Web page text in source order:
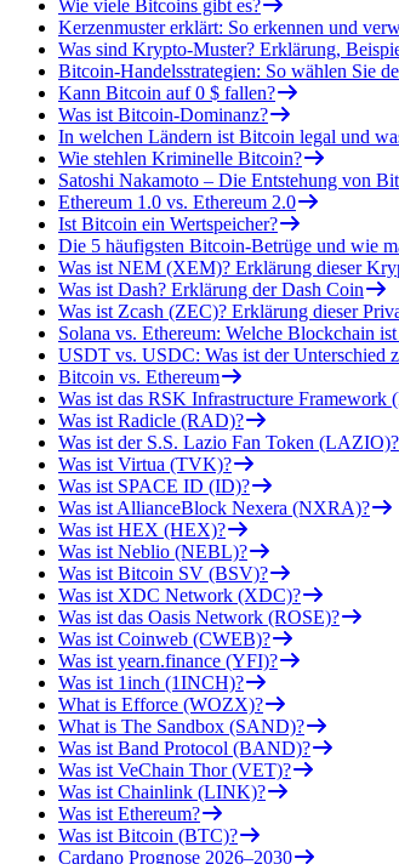
Wie viele Bitcoins gibt es?
Kerzenmuster erklärt: So erkennen und
Was sind Krypto-Muster? Erklärung,
Bitcoin-Handelsstrategien: So wählen Sie
Kann Bitcoin auf 0 $ fallen?
Was ist Bitcoin-Dominanz?
In welchen Ländern ist Bitcoin legal und
Wie stehlen Kriminelle Bitcoin?
Satoshi Nakamoto – Die Entstehung von
Ethereum 1.0 vs. Ethereum 2.0
Ist Bitcoin ein Wertspeicher?
Die 5 häufigsten Bitcoin-Betrüge und wie
Was ist NEM (XEM)? Erklärung dieser
Was ist Dash? Erklärung der Dash Coin
Was ist Zcash (ZEC)? Erklärung dieser
Solana vs. Ethereum: Welche Blockchain ist
USDT vs. USDC: Was ist der Unterschied
Bitcoin vs. Ethereum
Was ist das RSK Infrastructure Framework
Was ist Radicle (RAD)?
Was ist der S.S. Lazio Fan Token (LAZIO)?
Was ist Virtua (TVK)?
Was ist SPACE ID (ID)?
Was ist AllianceBlock Nexera (NXRA)?
Was ist HEX (HEX)?
Was ist Neblio (NEBL)?
Was ist Bitcoin SV (BSV)?
Was ist XDC Network (XDC)?
Was ist das Oasis Network (ROSE)?
Was ist Coinweb (CWEB)?
Was ist yearn.finance (YFI)?
Was ist 1inch (1INCH)?
What is Efforce (WOZX)?
What is The Sandbox (SAND)?
Was ist Band Protocol (BAND)?
Was ist VeChain Thor (VET)?
Was ist Chainlink (LINK)?
Was ist Ethereum?
Was ist Bitcoin (BTC)?
Cardano Prognose 2026–2030